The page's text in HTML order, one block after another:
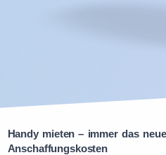
Handy mieten – immer das
Anschaffungskosten